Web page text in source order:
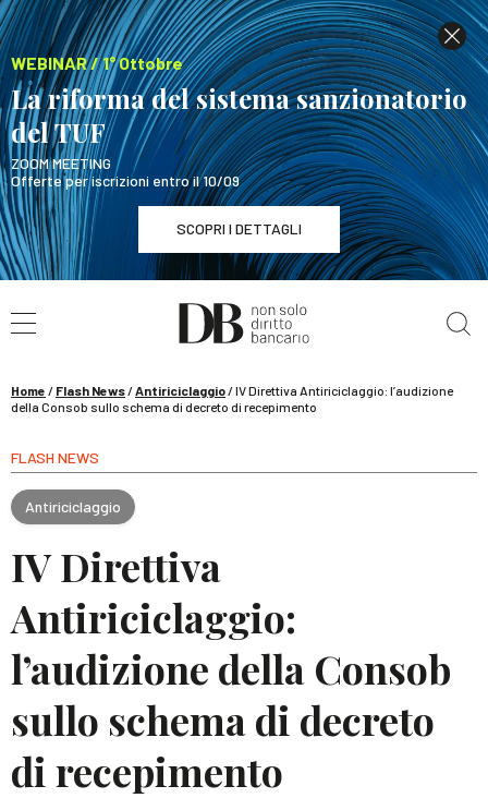
WEBINAR / 1° Ottobre
La riforma del sistema sanzionatorio
del TUF
ZOOM MEETING
Offerte per iscrizioni entro il 10/09
SCOPRI I DETTAGLI
WEBINAR / 1° Ottobre
La riforma del sistema sanzionatorio del TUF
Home / Flash News/Antiriciclaggio/IV Direttiva Antiriciclaggio: l’audizione
della Consob sullo schema di decreto di recepimento
FLASH NEWS
Antiriciclaggio
IV Direttiva
Antiriciclaggio:
l’audizione della Consob
sullo schema di decreto
di recepimento